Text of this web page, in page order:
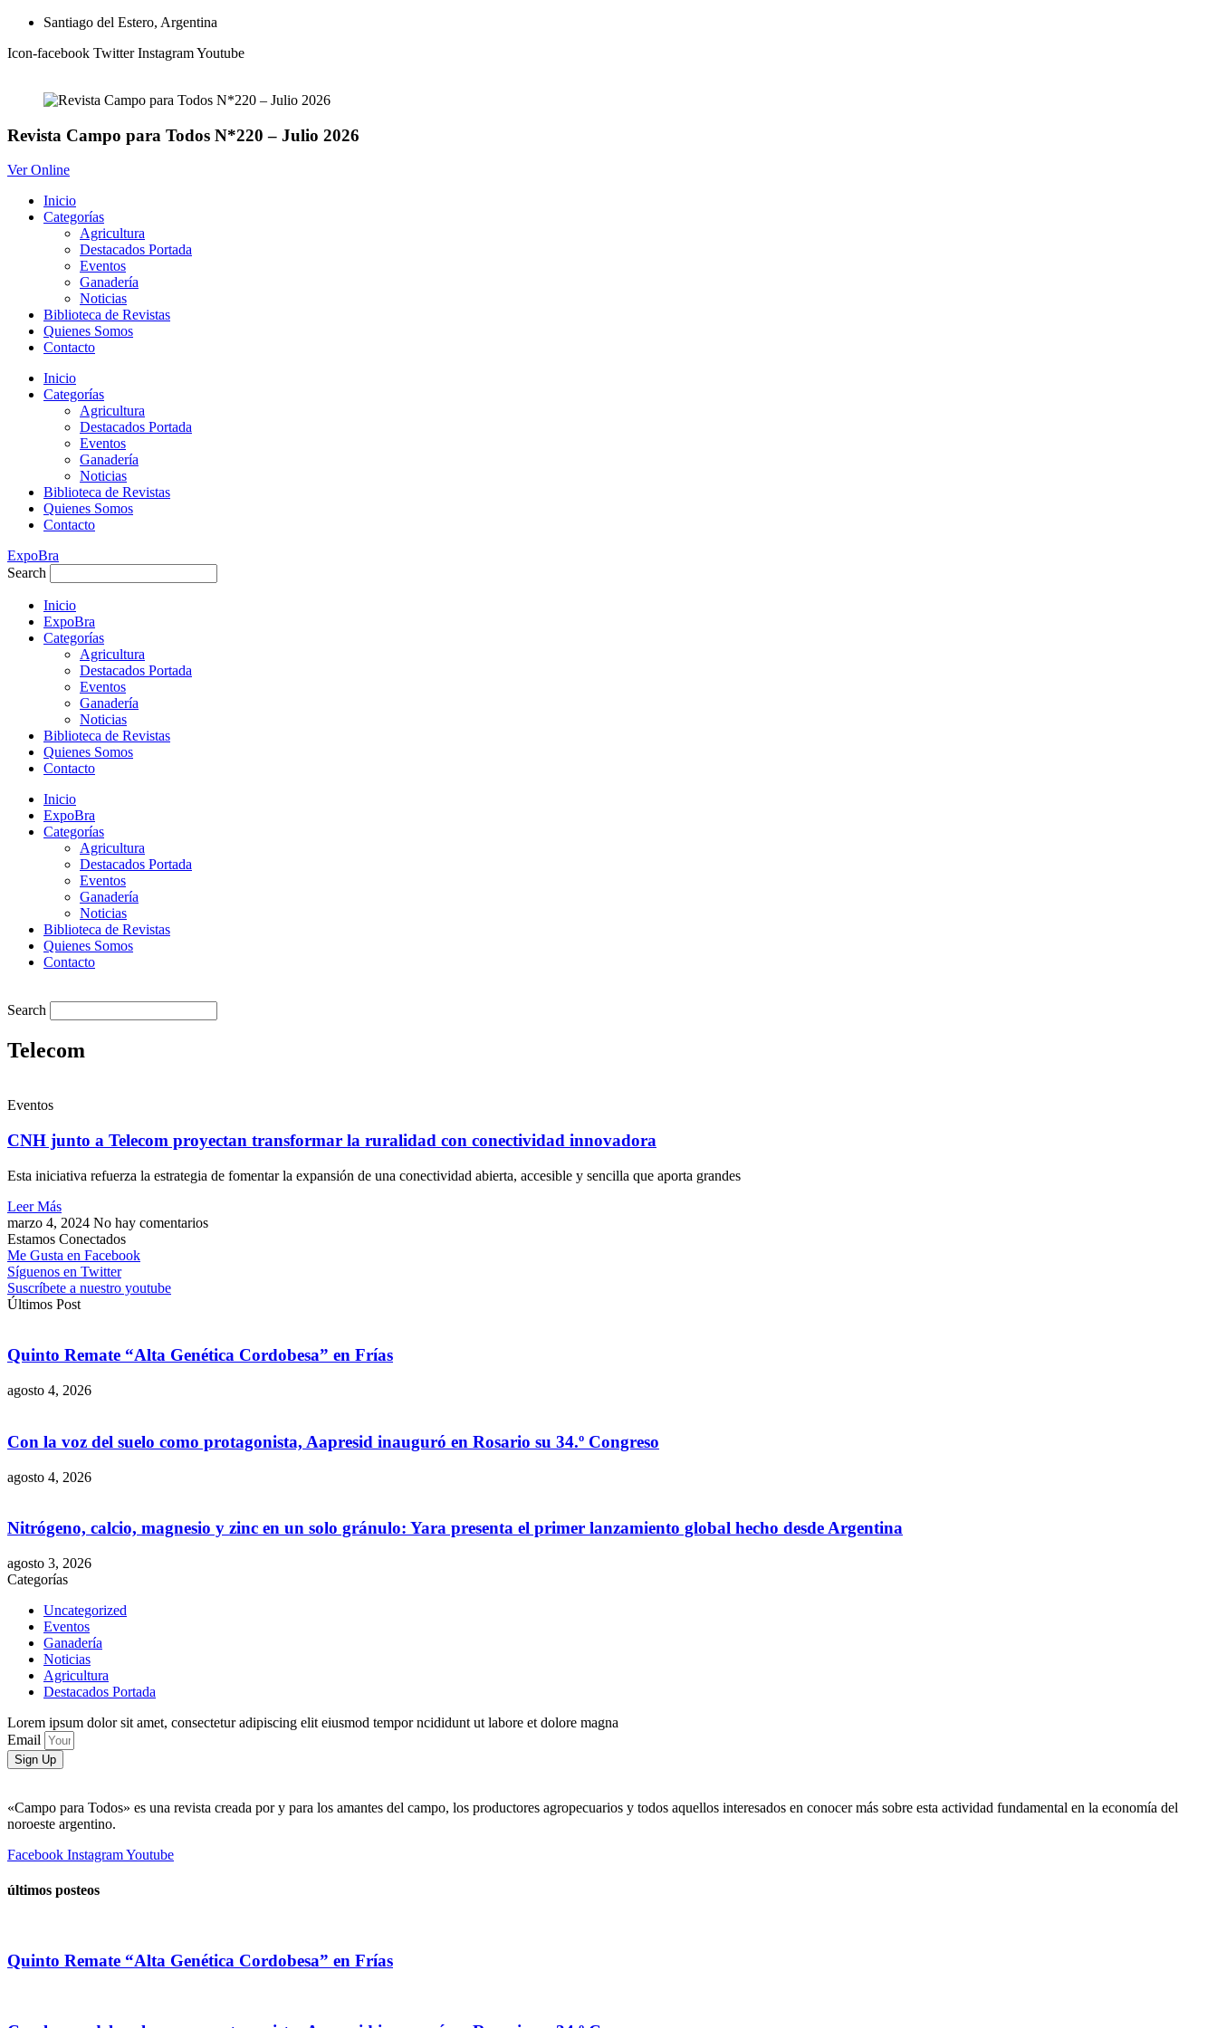
contenido
Santiago del Estero, Argentina
Icon-facebook Twitter InstagramYoutube
Revista Campo para Todos N*220 – Julio 2026
Ver Online
Inicio
Categorías
Agricultura
Destacados Portada
Eventos
Ganadería
Noticias
Biblioteca de Revistas
Quienes Somos
Contacto
Inicio
Categorías
Agricultura
Destacados Portada
Eventos
Ganadería
Noticias
Biblioteca de Revistas
Quienes Somos
Contacto
ExpoBra
Search
Inicio
ExpoBra
Categorías
Agricultura
Destacados Portada
Eventos
Ganadería
Noticias
Biblioteca de Revistas
Quienes Somos
Contacto
Inicio
ExpoBra
Categorías
Agricultura
Destacados Portada
Eventos
Ganadería
Noticias
Biblioteca de Revistas
Quienes Somos
Contacto
Search
Telecom
Eventos
CNH junto a Telecom proyectan transformar la ruralidad con conectividad innovadora
Esta iniciativa refuerza la estrategia de fomentar la expansión de una conectividad abierta, accesible y sencilla que aporta grandes
Leer Más
marzo 4, 2024 No hay comentarios
Estamos Conectados
Me Gusta en Facebook
Síguenos en Twitter
Suscríbete a nuestro youtube
Últimos Post
Quinto Remate “Alta Genética Cordobesa” en Frías
agosto 4, 2026
Con la voz del suelo como protagonista, Aapresid inauguró en Rosario su 34.º Congreso
agosto 4, 2026
Nitrógeno, calcio, magnesio y zinc en un solo gránulo: Yara presenta el primer lanzamiento global hecho desde Argentina
agosto 3, 2026
Categorías
Uncategorized
Eventos
Ganadería
Noticias
Agricultura
Destacados Portada
Lorem ipsum dolor sit amet, consectetur adipiscing elit eiusmod tempor ncididunt ut labore et dolore magna
Email
Sign Up
«Campo para Todos» es una revista creada por y para los amantes del campo, los productores agropecuarios y todos aquellos interesados en conocer más sobre esta actividad fundamental en la economía del
noroeste argentino.
Facebook InstagramYoutube
últimos posteos
Quinto Remate “Alta Genética Cordobesa” en Frías